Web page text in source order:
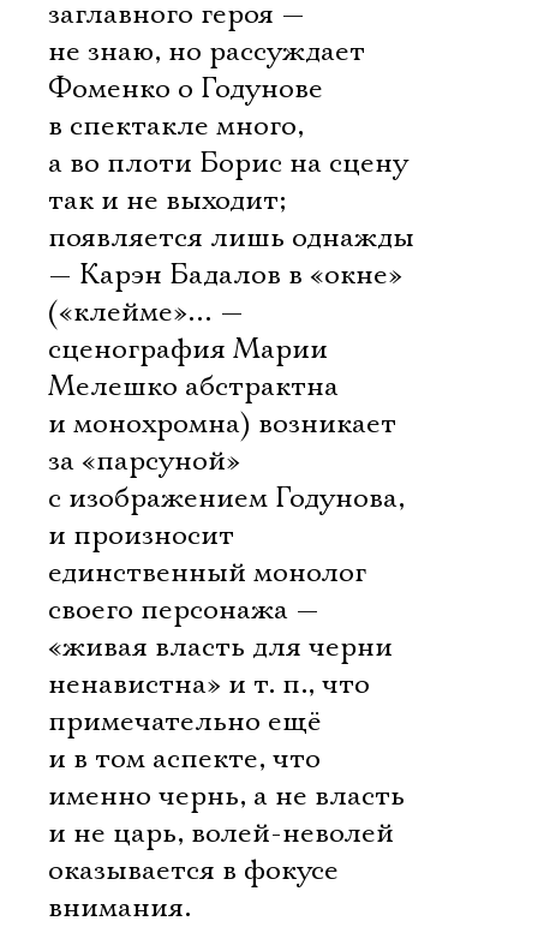
заглавного героя —
не знаю, но рассуждает
Фоменко о Годунове
в спектакле много,
а во плоти Борис на сцену
так и не выходит;
появляется лишь однажды
— Карэн Бадалов в «окне»
(«клейме»… —
сценография Марии
Мелешко абстрактна
и монохромна) возникает
за «парсуной»
с изображением Годунова,
и произносит
единственный монолог
своего персонажа —
«живая власть для черни
ненавистна» и т. п., что
примечательно ещё
и в том аспекте, что
именно чернь, а не власть
и не царь, волей-неволей
оказывается в фокусе
внимания.